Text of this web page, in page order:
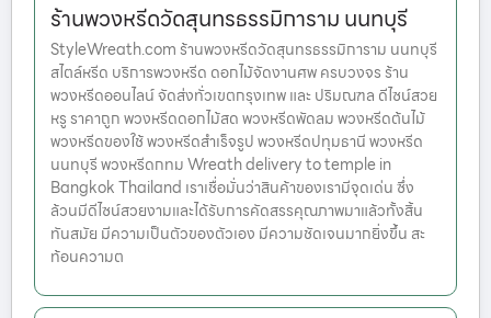
ร้านพวงหรีดวัดสุนทรธรรมิการาม นนทบุรี
StyleWreath.com ร้านพวงหรีดวัดสุนทรธรรมิการาม นนทบุรี
สไตล์หรีด บริการพวงหรีด ดอกไม้จัดงานศพ ครบวงจร ร้าน
พวงหรีดออนไลน์ จัดส่งทั่วเขตกรุงเทพ และ ปริมณฑล ดีไซน์สวย
หรู ราคาถูก พวงหรีดดอกไม้สด พวงหรีดพัดลม พวงหรีดต้นไม้
พวงหรีดของใช้ พวงหรีดสำเร็จรูป พวงหรีดปทุมธานี พวงหรีด
นนทบุรี พวงหรีดกทม Wreath delivery to temple in
Bangkok Thailand เราเชื่อมั่นว่าสินค้าของเรามีจุดเด่น ซึ่ง
ล้วนมีดีไซน์สวยงามและได้รับการคัดสรรคุณภาพมาแล้วทั้งสิ้น
ทันสมัย มีความเป็นตัวของตัวเอง มีความชัดเจนมากยิ่งขึ้น สะ
ท้อนความต